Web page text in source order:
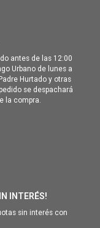
antes de las 12:00
Urbano de lunes a
Hurtado y otras
se despachará
la compra.
INTERÉS!
sin interés con